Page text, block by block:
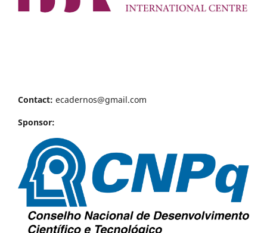
Contact: ecadernos@gmail.com
Sponsor: